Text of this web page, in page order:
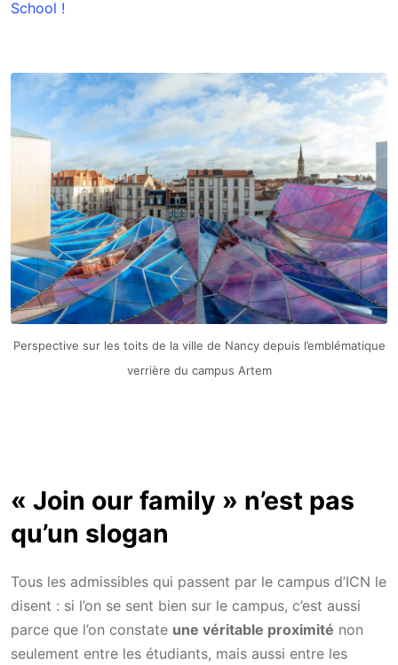
School !
Perspective sur les toits de la ville de Nancy depuis l’emblématique
verrière du campus Artem
« Join our family » n’est pas
qu’un slogan
Tous les admissibles qui passent par le campus d’ICN le
disent : si l’on se sent bien sur le campus, c’est aussi
parce que l’on constate une véritable proximité non
seulement entre les étudiants, mais aussi entre les